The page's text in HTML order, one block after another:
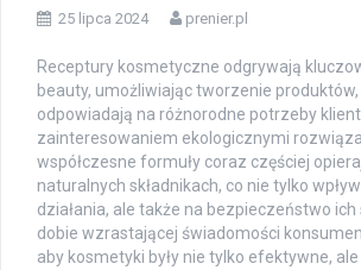
25 lipca 2024 prenier.pl
Receptury kosmetyczne odgrywają
beauty, umożliwiając tworzenie
odpowiadają na różnorodne potrzeby
zainteresowaniem ekologicznymi
współczesne formuły coraz częściej
naturalnych składnikach, co nie tylko
działania, ale także na bezpieczeństwo
dobie wzrastającej świadomości
aby kosmetyki były nie tylko efektywne,